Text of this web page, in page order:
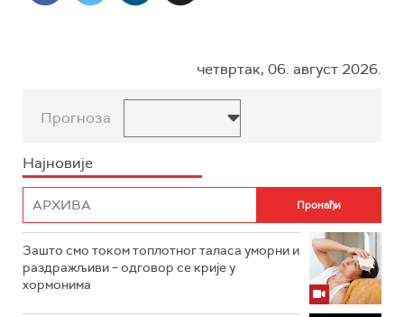
четвртак, 06. август 2026.
Прогноза
Најновије
Зашто смо током топлотног таласа уморни и
раздражљиви – одговор се крије у
хормонима